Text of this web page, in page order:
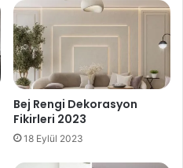
Bej Rengi Dekorasyon
Fikirleri 2023
18 Eylül 2023